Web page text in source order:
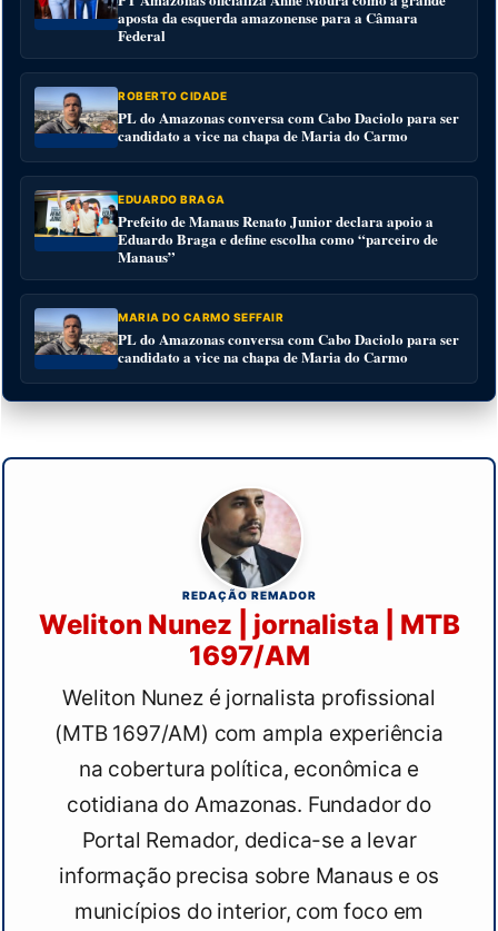
aposta da esquerda amazonense para a Câmara
Federal
ROBERTO CIDADE
PL do Amazonas conversa com Cabo Daciolo para ser
candidato a vice na chapa de Maria do Carmo
EDUARDO BRAGA
Prefeito de Manaus Renato Junior declara apoio a
Eduardo Braga e define escolha como “parceiro de
Manaus”
MARIA DO CARMO SEFFAIR
PL do Amazonas conversa com Cabo Daciolo para ser
candidato a vice na chapa de Maria do Carmo
REDAÇÃO REMADOR
Weliton Nunez | jornalista | MTB
1697/AM
Weliton Nunez é jornalista profissional
(MTB 1697/AM) com ampla experiência
na cobertura política, econômica e
cotidiana do Amazonas. Fundador do
Portal Remador, dedica-se a levar
informação precisa sobre Manaus e os
municípios do interior, com foco em